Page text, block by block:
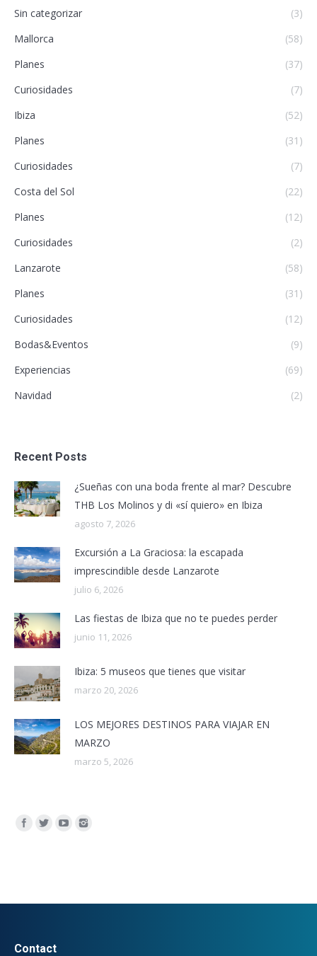
Sin categorizar
(3)
Mallorca
(58)
Planes
(37)
Curiosidades
(7)
Ibiza
(52)
Planes
(31)
Curiosidades
(7)
Costa del Sol
(22)
Planes
(12)
Curiosidades
(2)
Lanzarote
(58)
Planes
(31)
Curiosidades
(12)
Bodas&Eventos
(9)
Experiencias
(69)
Navidad
(2)
Recent Posts
¿Sueñas con una boda frente al mar? Descubre
THB Los Molinos y di «sí quiero» en Ibiza
agosto 7, 2026
Excursión a La Graciosa: la escapada
imprescindible desde Lanzarote
julio 6, 2026
Las fiestas de Ibiza que no te puedes perder
junio 11, 2026
Ibiza: 5 museos que tienes que visitar
marzo 20, 2026
LOS MEJORES DESTINOS PARA VIAJAR EN
MARZO
marzo 5, 2026
Encuéntranos en:
Contact